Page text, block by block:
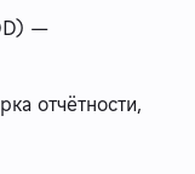
—
отчётности,